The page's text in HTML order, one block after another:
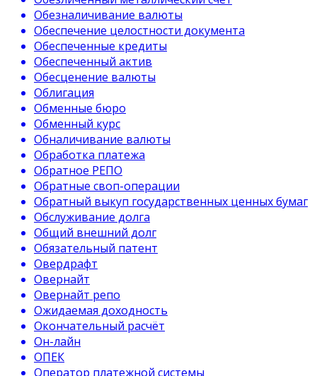
Обезналичивание валюты
Обеспечение целостности документа
Обеспеченные кредиты
Обеспеченный актив
Обесценение валюты
Облигация
Обменные бюро
Обменный курс
Обналичивание валюты
Обработка платежа
Обратное РЕПО
Обратные своп-операции
Обратный выкуп государственных ценных бумаг
Обслуживание долга
Общий внешний долг
Обязательный патент
Овердрафт
Овернайт
Овернайт репо
Ожидаемая доходность
Окончательный расчёт
Он-лайн
ОПЕК
Оператор платежной системы